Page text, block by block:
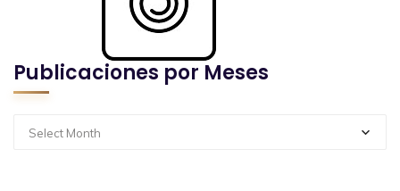
Publicaciones por Meses
Select Month